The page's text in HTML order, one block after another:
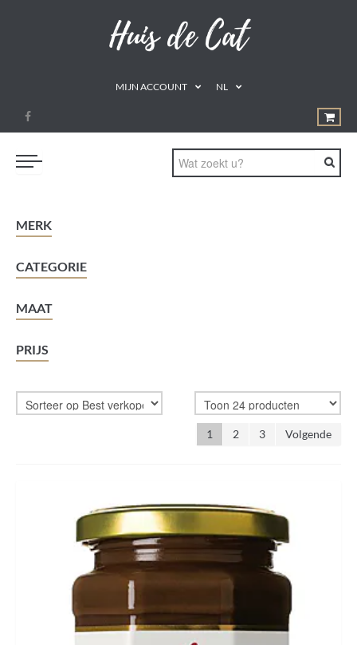
MIJN ACCOUNT NL
PROMOTIES
DRINKEN
AROMATHERAPIE
CADEAUBON
MERK
CATEGORIE
MAAT
PRIJS
1 2 3 Volgende